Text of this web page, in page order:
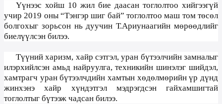
Үүнээс хойш 10 жил бие даасан тоглолтоо хийгээгүй
учир 2019 оны “Тэнгэр шиг бай” тоглолтоо маш том төсөл
болгохыг зорьсон нь дуучин Т.Ариунаагийн мөрөөдлийг
биелүүлсэн билээ.
Түүний харизм, хайр сэтгэл, уран бүтээлчийн замналыг
илэрхийлсэн амьд найруулга, техникийн шинэлэг шийдэл,
хамтрагч уран бүтээлчдийн хамтын хөдөлмөрийн үр дүнд
жинхэнэ хайр хүндэтгэл мэдрэгдсэн гайхамшигтай
тоглолтыг бүтээж чадсан билээ.